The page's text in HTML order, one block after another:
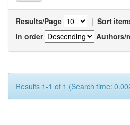
Results/Page | Sort
In order
Authors/
Results 1-1 of 1 (Search time: